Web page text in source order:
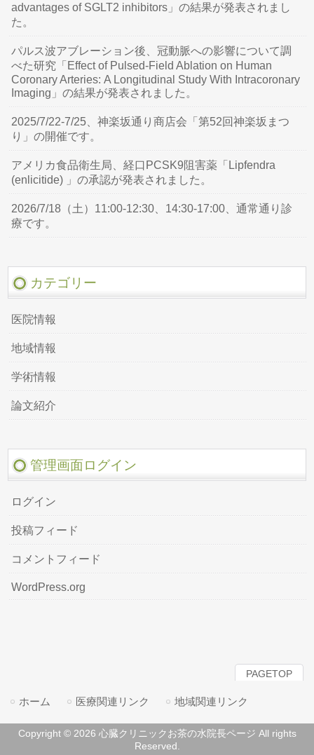
advantages of SGLT2 inhibitors」の結果が発表されまし
た。
パルス波アブレーション後、冠動脈への影響について調
べた研究「Effect of Pulsed-Field Ablation on Human
Coronary Arteries: A Longitudinal Study With Intracoronary
Imaging」の結果が発表されました。
2025/7/22-7/25、神楽坂通り商店会「第52回神楽坂まつ
り」の開催です。
アメリカ食品衛生局、経口PCSK9阻害薬「Lipfendra
(enlicitide) 」の承認が発表されました。
2026/7/18（土）11:00-12:30、14:30-17:00、通常通り診
療です。
カテゴリー
医院情報
地域情報
学術情報
論文紹介
管理画面ログイン
ログイン
投稿フィード
コメントフィード
WordPress.org
PAGETOP
ホーム 医療関連リンク 地域関連リンク
Copyright © 2026 心臓クリニックお茶の水院長ページ All rights
Reserved.